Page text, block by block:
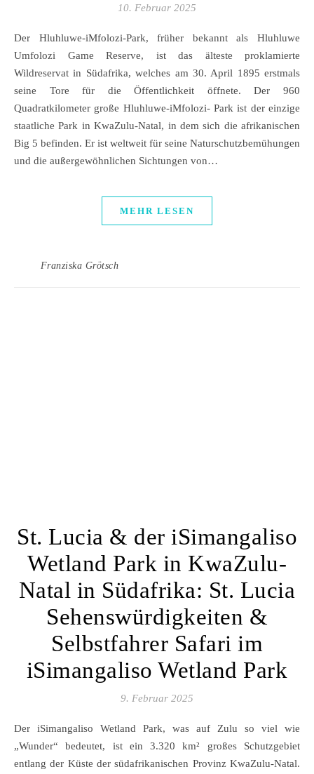
10. Februar 2025
Der Hluhluwe-iMfolozi-Park, früher bekannt als Hluhluwe
Umfolozi Game Reserve, ist das älteste proklamierte
Wildreservat in Südafrika, welches am 30. April 1895 erstmals
seine Tore für die Öffentlichkeit öffnete. Der 960
Quadratkilometer große Hluhluwe-iMfolozi- Park ist der einzige
staatliche Park in KwaZulu-Natal, in dem sich die afrikanischen
Big 5 befinden. Er ist weltweit für seine Naturschutzbemühungen
und die außergewöhnlichen Sichtungen von…
MEHR LESEN
Franziska Grötsch
St. Lucia & der iSimangaliso
Wetland Park in KwaZulu-
Natal in Südafrika: St. Lucia
Sehenswürdigkeiten &
Selbstfahrer Safari im
iSimangaliso Wetland Park
9. Februar 2025
Der iSimangaliso Wetland Park, was auf Zulu so viel wie
„Wunder“ bedeutet, ist ein 3.320 km² großes Schutzgebiet
entlang der Küste der südafrikanischen Provinz KwaZulu-Natal.